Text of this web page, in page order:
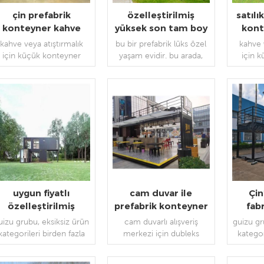
çin prefabrik
konteyner kahve
dükkanı
kahve veya atıştırmalık
için küçük konteyner
dükkanı.
DEVAMINI OKU
özelleştirilmiş
yüksek son tam boy
pencere modüler
taşınabilir ev
bu bir prefabrik lüks özel
yaşam evidir. bu arada,
otel için uyarlanabilir, aile
yanında veya diğer ticari
DEVAMINI OKU
kahve
için
uygun fiyatlı
özelleştirilmiş
modern kargo
modüler
ev
grubu, eksiksiz ürün
birden fazla
konut, için geçerlidir,
ticari, ve ofisler,
cam duvar ile
prefabrik konteyner
dükkanı showroom
üreticisi fabrika
cam duvarlı alışveriş
merkezi için dubleks
konteyner mağazası
showroom.
guizu